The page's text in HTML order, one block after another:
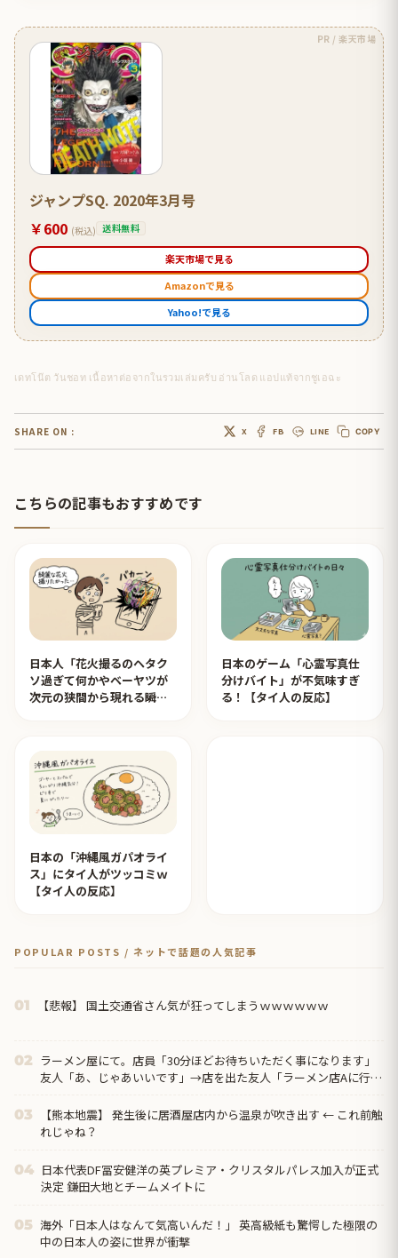
PR / 楽天市場
ジャンプSQ. 2020年3月号
￥600 (税込) 送料無料
楽天市場で見る
Amazonで見る
Yahoo!で見る
เดทโน๊ต วันชอท เนื้อหาต่อจากในรวมเล่มครับ อ่านโลด แอปแท้จากชูเอฉะ
SHARE ON : X FB LINE COPY
こちらの記事もおすすめです
日本人「花火撮るのヘタク
ソ過ぎて何かやベーヤツが
次元の狭間から現れる瞬間
日本のゲーム「心霊写真仕
分けバイト」が不気味すぎ
る！【タイ人の反応】
日本の「沖縄風ガパオライ
ス」にタイ人がツッコミｗ
【タイ人の反応】
POPULAR POSTS / ネットで話題の人気記事
01 【悲報】 国土交通省さん気が狂ってしまうｗｗｗｗｗｗ
02 ラーメン屋にて。店員「30分ほどお待ちいただく事になります」
友人「あ、じゃあいいです」→店を出た友人「ラーメン店Aに行こ
03
【熊本地震】 発生後に居酒屋店内から温泉が吹き出す ← これ前触
れじゃね？
04 日本代表DF冨安健洋の英プレミア・クリスタルパレス加入が正式
決定 鎌田大地とチームメイトに
05 海外「日本人はなんて気高いんだ！」 英高級紙も驚愕した極限の
中の日本人の姿に世界が衝撃